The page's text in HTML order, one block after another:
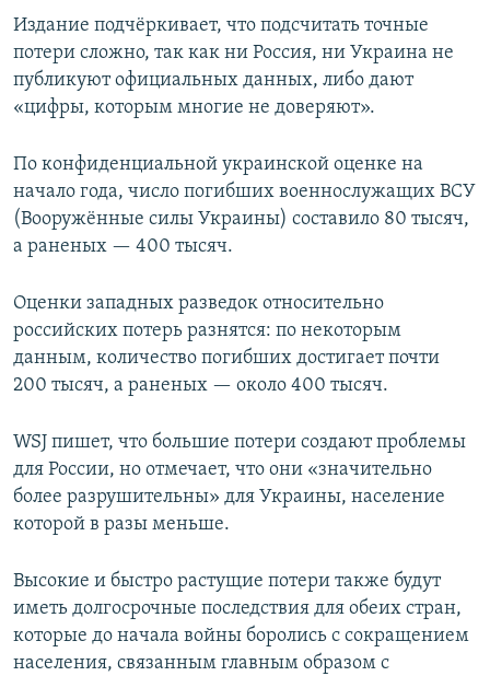
Издание подчёркивает, что подсчитать точные
потери сложно, так как ни Россия, ни Украина не
публикуют официальных данных, либо дают
«цифры, которым многие не доверяют».
По конфиденциальной украинской оценке на
начало года, число погибших военнослужащих ВСУ
(Вооружённые силы Украины) составило 80 тысяч,
а раненых — 400 тысяч.
Оценки западных разведок относительно
российских потерь разнятся: по некоторым
данным, количество погибших достигает почти
200 тысяч, а раненых — около 400 тысяч.
WSJ пишет, что большие потери создают проблемы
для России, но отмечает, что они «значительно
более разрушительны» для Украины, население
которой в разы меньше.
Высокие и быстро растущие потери также будут
иметь долгосрочные последствия для обеих стран,
которые до начала войны боролись с сокращением
населения, связанным главным образом с